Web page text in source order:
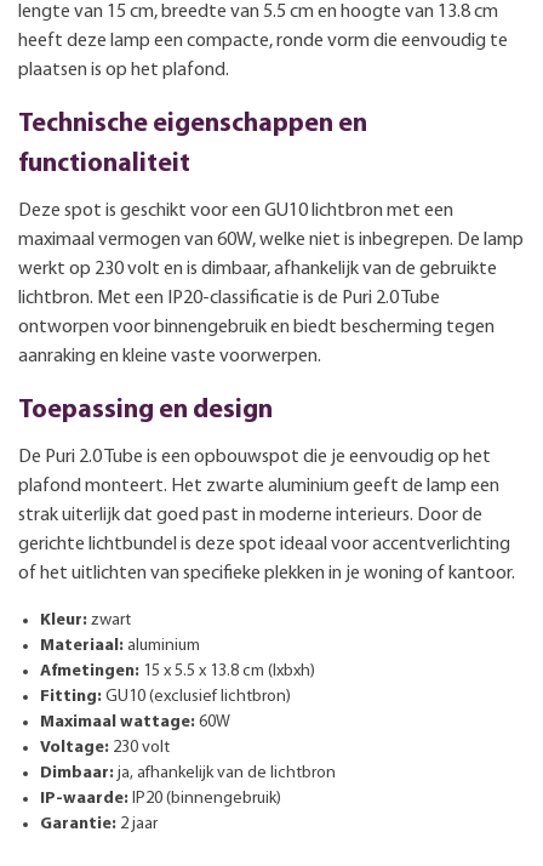
lengte van 15 cm, breedte van 5.5 cm en hoogte van 13.8 cm
heeft deze lamp een compacte, ronde vorm die eenvoudig te
plaatsen is op het plafond.
Technische eigenschappen en
functionaliteit
Deze spot is geschikt voor een GU10 lichtbron met een
maximaal vermogen van 60W, welke niet is inbegrepen. De lamp
werkt op 230 volt en is dimbaar, afhankelijk van de gebruikte
lichtbron. Met een IP20-classificatie is de Puri 2.0 Tube
ontworpen voor binnengebruik en biedt bescherming tegen
aanraking en kleine vaste voorwerpen.
Toepassing en design
De Puri 2.0 Tube is een opbouwspot die je eenvoudig op het
plafond monteert. Het zwarte aluminium geeft de lamp een
strak uiterlijk dat goed past in moderne interieurs. Door de
gerichte lichtbundel is deze spot ideaal voor accentverlichting
of het uitlichten van specifieke plekken in je woning of kantoor.
Kleur: zwart
Materiaal: aluminium
Afmetingen: 15 x 5.5 x 13.8 cm (lxbxh)
Fitting: GU10 (exclusief lichtbron)
Maximaal wattage: 60W
Voltage: 230 volt
Dimbaar: ja, afhankelijk van de lichtbron
IP-waarde: IP20 (binnengebruik)
Garantie: 2 jaar